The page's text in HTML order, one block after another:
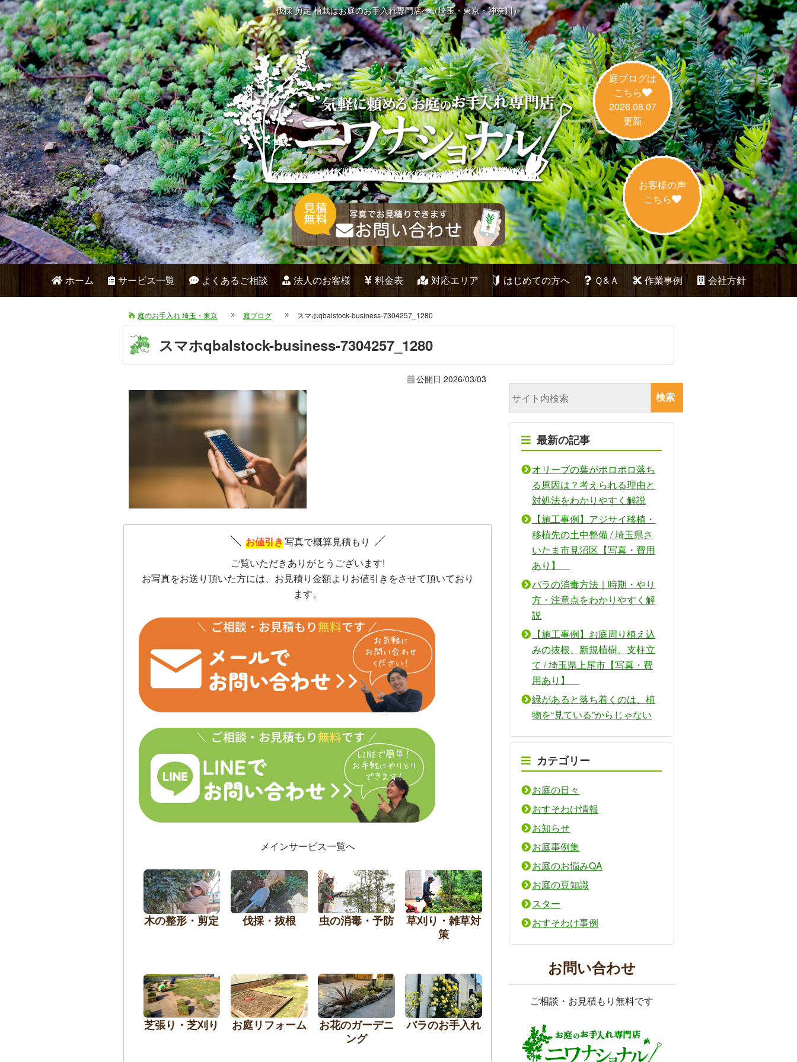
伐採 剪定 植栽はお庭のお手入れ専門店へ（埼玉・東京・神奈川）
庭ブログは
こちら
2026.08.07
更新
お客様の声
こちら
ホーム サービス一覧 よくあるご相談 法人のお客様 料金表 対応エリア はじめての方へ Ｑ&Ａ 作業事例 会社方針
庭のお手入れ 埼玉・東京 庭ブログ スマホqbalstock-business-7304257_1280
スマホqbalstock-business-7304257_1280
公開日2026/03/03
お値引き写真で概算見積もり
ご覧いただきありがとうございます!
お写真をお送り頂いた方には、お見積り金額よりお値引きをさせて頂いており
ます。
メインサービス一覧へ
木の整形・剪定 伐採・抜根 虫の消毒・予防
草刈り・雑草対
策
芝張り・芝刈り お庭リフォーム
お花のガーデニ
ング
バラのお手入れ
最新の記事
オリーブの葉がポロポロ落ち
る原因は？考えられる理由と
対処法をわかりやすく解説
【施工事例】アジサイ移植・
移植先の土中整備 / 埼玉県さ
いたま市見沼区【写真・費用
あり】
バラの消毒方法｜時期・やり
方・注意点をわかりやすく解
説
【施工事例】お庭周り植え込
みの抜根、新規植樹、支柱立
て / 埼玉県上尾市【写真・費
用あり】
緑があると落ち着くのは、植
物を“見ている”からじゃない
カテゴリー
お庭の日々
おすそわけ情報
お知らせ
お庭事例集
お庭のお悩みQA
お庭の豆知識
スター
おすそわけ事例
お問い合わせ
ご相談・お見積もり無料です